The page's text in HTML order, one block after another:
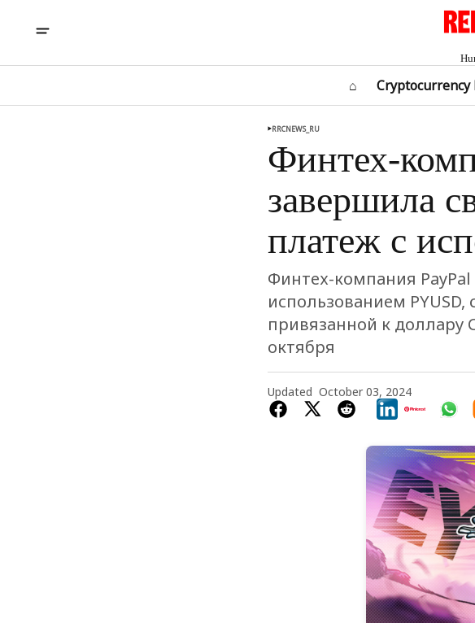
⌂ Cryptocurrency
RRCNEWS_RU
Финтех-
завершила
платеж с
Финтех-компания
использованием
привязанной к
октября
Updated October 03, 2024